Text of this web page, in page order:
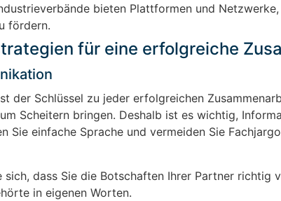
bieten Plattformen und
fördern.
für eine erfolgreiche
der Schlüssel zu jeder erfolgreichen
Scheitern bringen. Deshalb ist es wichtig,
Sie einfache Sprache und vermeiden Sie
sich, dass Sie die Botschaften Ihrer Partner richtig
in eigenen Worten.